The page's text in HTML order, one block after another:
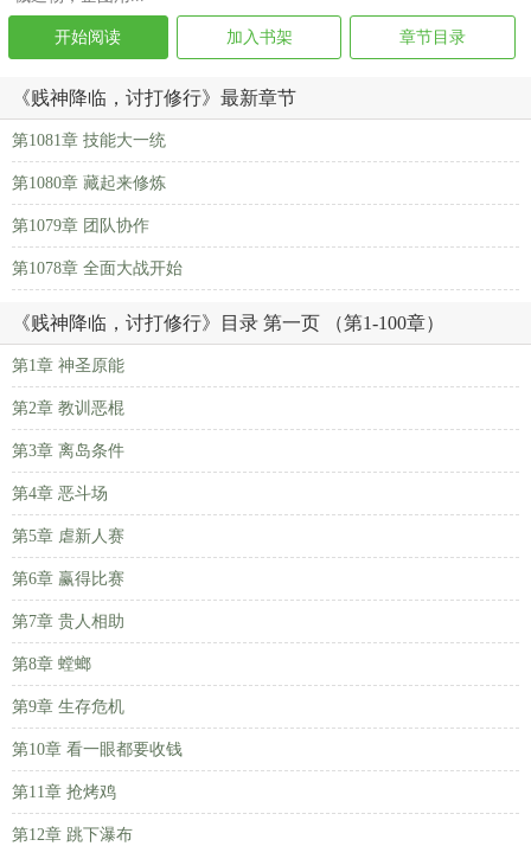
开始阅读 加入书架 章节目录
《贱神降临，讨打修行》最新章节
第1081章 技能大一统
第1080章 藏起来修炼
第1079章 团队协作
第1078章 全面大战开始
《贱神降临，讨打修行》目录 第一页 （第1-100章）
第1章 神圣原能
第2章 教训恶棍
第3章 离岛条件
第4章 恶斗场
第5章 虐新人赛
第6章 赢得比赛
第7章 贵人相助
第8章 螳螂
第9章 生存危机
第10章 看一眼都要收钱
第11章 抢烤鸡
第12章 跳下瀑布